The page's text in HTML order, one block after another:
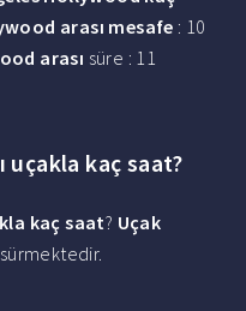
arası mesafe : 10
arası süre : 11
uçakla kaç saat?
kaç saat? Uçak